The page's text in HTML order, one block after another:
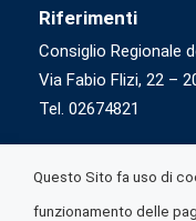
Riferimenti
Consiglio Regionale
Via Fabio Flizi, 22 –
Tel. 02674821
Questo Sito fa uso di
funzionamento delle